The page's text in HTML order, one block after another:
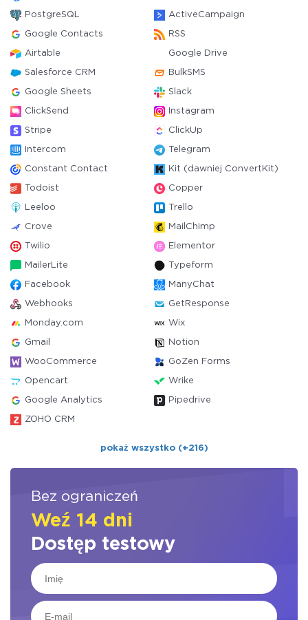
PostgreSQL ActiveCampaign
Google Contacts RSS
Airtable Google Drive
Salesforce CRM BulkSMS
Google Sheets Slack
ClickSend Instagram
Stripe ClickUp
Intercom Telegram
Constant Contact Kit (dawniej ConvertKit)
Todoist Copper
Leeloo Trello
Crove MailChimp
Twilio Elementor
MailerLite Typeform
Facebook ManyChat
Webhooks GetResponse
Monday.com Wix
Gmail Notion
WooCommerce GoZen Forms
Opencart Wrike
Google Analytics Pipedrive
ZOHO CRM
pokaż wszystko (+216)
Bez ograniczeń
Weź 14 dni
Dostęp testowy